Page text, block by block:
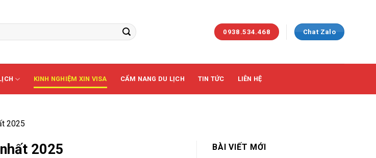
0938.534.468 Chat Zalo
KINH NGHIỆM XIN VISA CẨM NANG DU LỊCH TIN TỨC LIÊN HỆ
2025
2025 BÀI VIẾT MỚI